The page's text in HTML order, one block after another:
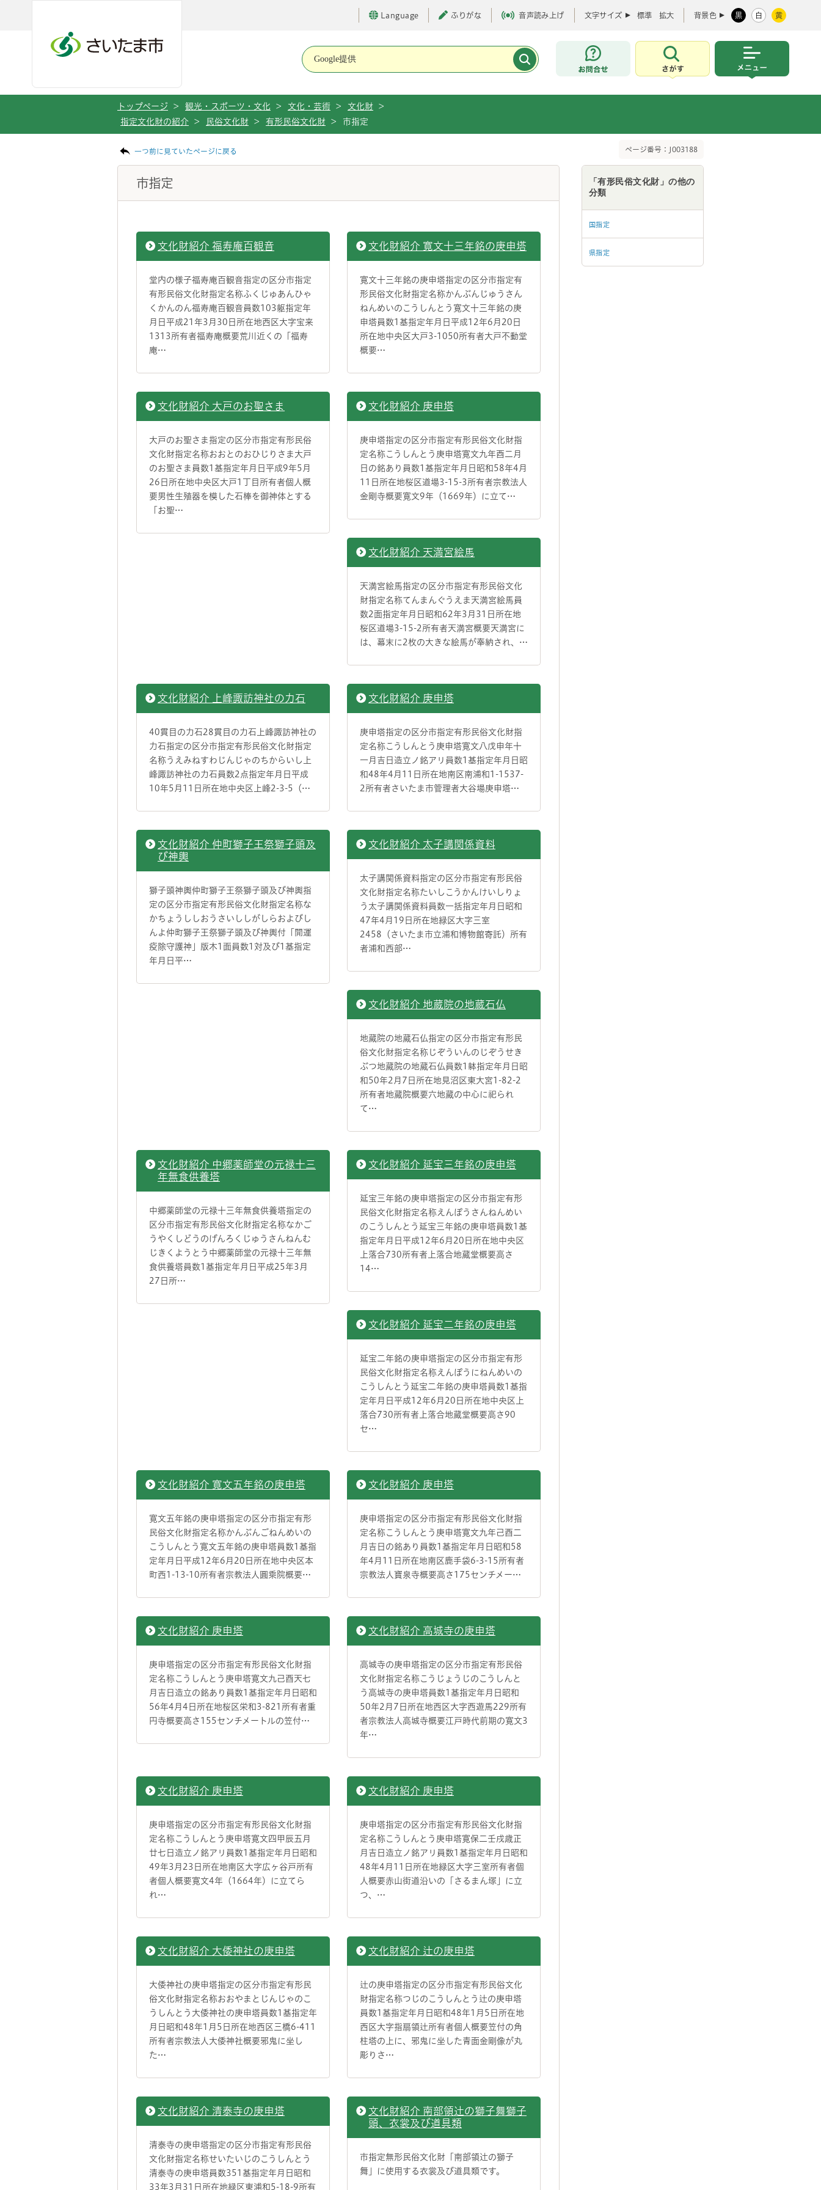
Language ふりがな 音声読み上げ 文字サイズ 標準 拡大 背景色 黒 白 黄
お問合せ
さがす
トップページ > 観光・スポーツ・文化 > 文化・芸術 > 文化財
>
指定文化財の紹介
> 民俗文化財 > 有形民俗文化財 > 市指定
一つ前に見ていたページに戻る ページ番号：J003188
市指定
文化財紹介 福寿庵百観音
堂内の様子福寿庵百観音指定の区分市指定
有形民俗文化財指定名称ふくじゅあんひゃ
くかんのん福寿庵百観音員数103躯指定年
月日平成21年3月30日所在地西区大字宝来
1313所有者福寿庵概要荒川近くの「福寿
庵…
文化財紹介 寛文十三年銘の庚申塔
寛文十三年銘の庚申塔指定の区分市指定有
形民俗文化財指定名称かんぶんじゅうさん
ねんめいのこうしんとう寛文十三年銘の庚
申塔員数1基指定年月日平成12年6月20日
所在地中央区大戸3-1050所有者大戸不動堂
概要…
文化財紹介 大戸のお聖さま
大戸のお聖さま指定の区分市指定有形民俗
文化財指定名称おおとのおひじりさま大戸
のお聖さま員数1基指定年月日平成9年5月
26日所在地中央区大戸1丁目所有者個人概
要男性生殖器を模した石棒を御神体とする
「お聖…
文化財紹介 庚申塔
庚申塔指定の区分市指定有形民俗文化財指
定名称こうしんとう庚申塔寛文九年酉二月
日の銘あり員数1基指定年月日昭和58年4月
11日所在地桜区道場3-15-3所有者宗教法人
金剛寺概要寛文9年（1669年）に立て…
文化財紹介 天満宮絵馬
天満宮絵馬指定の区分市指定有形民俗文化
財指定名称てんまんぐうえま天満宮絵馬員
数2面指定年月日昭和62年3月31日所在地
桜区道場3-15-2所有者天満宮概要天満宮に
は、幕末に2枚の大きな絵馬が奉納され、…
文化財紹介 上峰諏訪神社の力石
40貫目の力石28貫目の力石上峰諏訪神社の
力石指定の区分市指定有形民俗文化財指定
名称うえみねすわじんじゃのちからいし上
峰諏訪神社の力石員数2点指定年月日平成
10年5月11日所在地中央区上峰2-3-5（…
文化財紹介 庚申塔
庚申塔指定の区分市指定有形民俗文化財指
定名称こうしんとう庚申塔寛文八戊申年十
一月吉日造立ノ銘アリ員数1基指定年月日昭
和48年4月11日所在地南区南浦和1-1537-
2所有者さいたま市管理者大谷場庚申塔…
文化財紹介 仲町獅子王祭獅子頭及
び神輿
獅子頭神輿仲町獅子王祭獅子頭及び神輿指
定の区分市指定有形民俗文化財指定名称な
かちょうししおうさいししがしらおよびし
んよ仲町獅子王祭獅子頭及び神輿付「開運
疫除守護神」版木1面員数1対及び1基指定
年月日平…
文化財紹介 太子講関係資料
太子講関係資料指定の区分市指定有形民俗
文化財指定名称たいしこうかんけいしりょ
う太子講関係資料員数一括指定年月日昭和
47年4月19日所在地緑区大字三室
2458（さいたま市立浦和博物館寄託）所有
者浦和西部…
文化財紹介 地蔵院の地蔵石仏
地蔵院の地蔵石仏指定の区分市指定有形民
俗文化財指定名称じぞういんのじぞうせき
ぶつ地蔵院の地蔵石仏員数1躰指定年月日昭
和50年2月7日所在地見沼区東大宮1-82-2
所有者地蔵院概要六地蔵の中心に祀られ
て…
文化財紹介 中郷薬師堂の元禄十三
年無食供養塔
中郷薬師堂の元禄十三年無食供養塔指定の
区分市指定有形民俗文化財指定名称なかご
うやくしどうのげんろくじゅうさんねんむ
じきくようとう中郷薬師堂の元禄十三年無
食供養塔員数1基指定年月日平成25年3月
27日所…
文化財紹介 延宝三年銘の庚申塔
延宝三年銘の庚申塔指定の区分市指定有形
民俗文化財指定名称えんぽうさんねんめい
のこうしんとう延宝三年銘の庚申塔員数1基
指定年月日平成12年6月20日所在地中央区
上落合730所有者上落合地蔵堂概要高さ
14…
文化財紹介 延宝二年銘の庚申塔
延宝二年銘の庚申塔指定の区分市指定有形
民俗文化財指定名称えんぽうにねんめいの
こうしんとう延宝二年銘の庚申塔員数1基指
定年月日平成12年6月20日所在地中央区上
落合730所有者上落合地蔵堂概要高さ90
セ…
文化財紹介 寛文五年銘の庚申塔
寛文五年銘の庚申塔指定の区分市指定有形
民俗文化財指定名称かんぶんごねんめいの
こうしんとう寛文五年銘の庚申塔員数1基指
定年月日平成12年6月20日所在地中央区本
町西1-13-10所有者宗教法人圓乘院概要…
文化財紹介 庚申塔
庚申塔指定の区分市指定有形民俗文化財指
定名称こうしんとう庚申塔寛文九年己酉二
月吉日の銘あり員数1基指定年月日昭和58
年4月11日所在地南区鹿手袋6-3-15所有者
宗教法人寶泉寺概要高さ175センチメー…
文化財紹介 庚申塔
庚申塔指定の区分市指定有形民俗文化財指
定名称こうしんとう庚申塔寛文九己酉天七
月吉日造立の銘あり員数1基指定年月日昭和
56年4月4日所在地桜区栄和3-821所有者重
円寺概要高さ155センチメートルの笠付…
文化財紹介 高城寺の庚申塔
高城寺の庚申塔指定の区分市指定有形民俗
文化財指定名称こうじょうじのこうしんと
う高城寺の庚申塔員数1基指定年月日昭和
50年2月7日所在地西区大字西遊馬229所有
者宗教法人高城寺概要江戸時代前期の寛文3
年…
文化財紹介 庚申塔
庚申塔指定の区分市指定有形民俗文化財指
定名称こうしんとう庚申塔寛文四甲辰五月
廿七日造立ノ銘アリ員数1基指定年月日昭和
49年3月23日所在地南区大字広ヶ谷戸所有
者個人概要寛文4年（1664年）に立てら
れ…
文化財紹介 庚申塔
庚申塔指定の区分市指定有形民俗文化財指
定名称こうしんとう庚申塔寛保二壬戌歳正
月吉日造立ノ銘アリ員数1基指定年月日昭和
48年4月11日所在地緑区大字三室所有者個
人概要赤山街道沿いの「さるまん塚」に立
つ、…
文化財紹介 大倭神社の庚申塔
大倭神社の庚申塔指定の区分市指定有形民
俗文化財指定名称おおやまとじんじゃのこ
うしんとう大倭神社の庚申塔員数1基指定年
月日昭和48年1月5日所在地西区三橋6-411
所有者宗教法人大倭神社概要邪鬼に坐し
た…
文化財紹介 辻の庚申塔
辻の庚申塔指定の区分市指定有形民俗文化
財指定名称つじのこうしんとう辻の庚申塔
員数1基指定年月日昭和48年1月5日所在地
西区大字指扇領辻所有者個人概要笠付の角
柱塔の上に、邪鬼に坐した青面金剛像が丸
彫りさ…
文化財紹介 清泰寺の庚申塔
清泰寺の庚申塔指定の区分市指定有形民俗
文化財指定名称せいたいじのこうしんとう
清泰寺の庚申塔員数351基指定年月日昭和
33年3月31日所在地緑区東浦和5-18-9所有
文化財紹介 南部領辻󠄀の獅子舞獅子
頭、衣裳及び道具類
市指定無形民俗文化財「南部領辻󠄀の獅子
舞」に使用する衣裳及び道具類です。
「有形民俗文化財」の他の
分類
国指定
県指定